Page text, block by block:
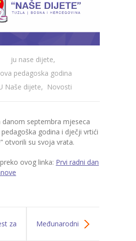
ju nase dijete,
pedagoska godina
Naše dijete, Novosti
danom septembra mjeseca
godina i dječji vrtići
otvorili su svoja vrata.
ovog linka: Prvi radni dan
za Međunarodni